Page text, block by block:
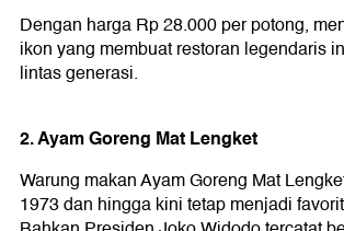
Dengan harga Rp 28.000 per potong,
ikon yang membuat restoran legendaris
lintas generasi.
2. Ayam Goreng Mat Lengket
Warung makan Ayam Goreng Mat
1973 dan hingga kini tetap menjadi